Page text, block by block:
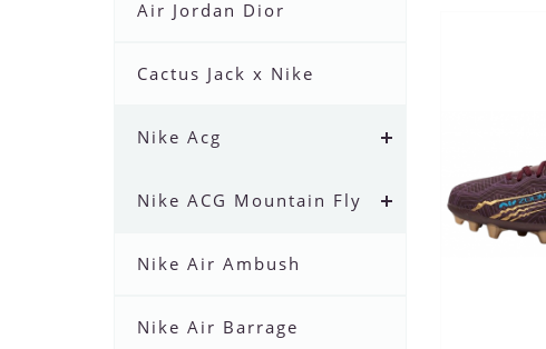
Air Jordan Dior
Cactus Jack x Nike
Nike Acg
Nike ACG Mountain Fly
Nike Air Ambush
Nike Air Barrage